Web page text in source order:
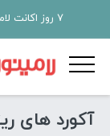
7 روز اکانت لامینور رایگان فقط با ثبت نام در سایت
آکورد های